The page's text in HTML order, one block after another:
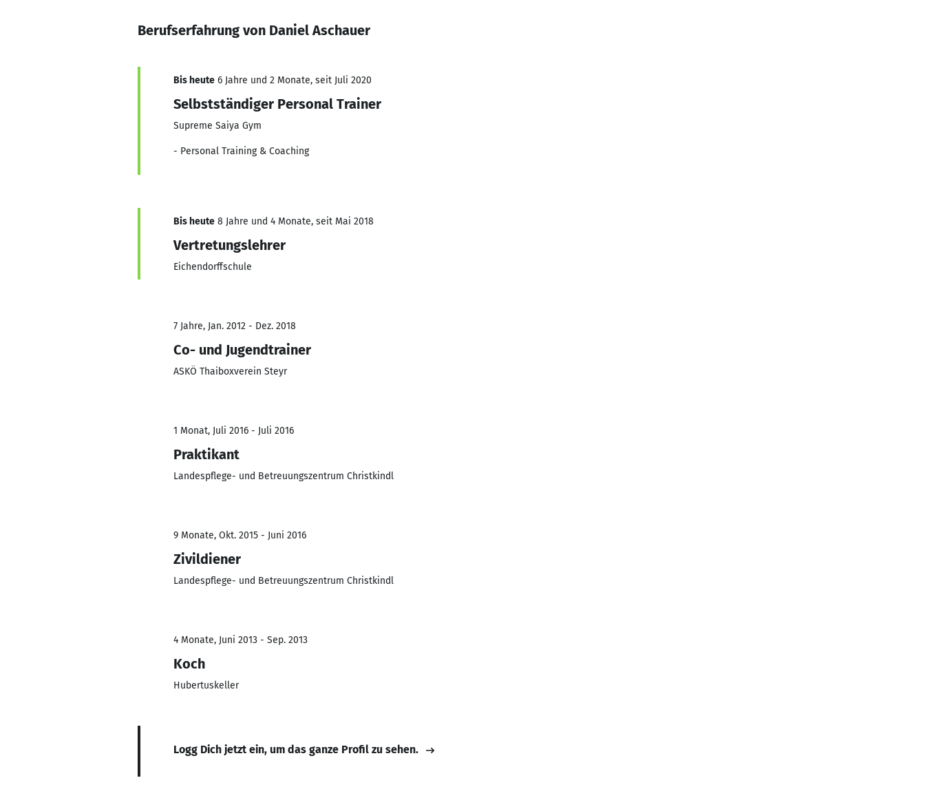
Berufserfahrung von Daniel Aschauer
Bis heute 6 Jahre und 2 Monate, seit Juli 2020
Selbstständiger Personal Trainer
Supreme Saiya Gym
- Personal Training & Coaching
Bis heute 8 Jahre und 4 Monate, seit Mai 2018
Vertretungslehrer
Eichendorffschule
7 Jahre, Jan. 2012 - Dez. 2018
Co- und Jugendtrainer
ASKÖ Thaiboxverein Steyr
1 Monat, Juli 2016 - Juli 2016
Praktikant
Landespflege- und Betreuungszentrum Christkindl
9 Monate, Okt. 2015 - Juni 2016
Zivildiener
Landespflege- und Betreuungszentrum Christkindl
4 Monate, Juni 2013 - Sep. 2013
Koch
Hubertuskeller
Logg Dich jetzt ein, um das ganze Profil zu sehen.